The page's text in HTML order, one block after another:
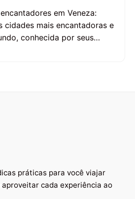
em Veneza:
cidades mais encantadoras e
conhecida por seus…
práticas para você viajar
cada experiência ao